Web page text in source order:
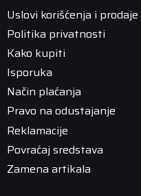
Uslovi korišćenja i prodaje
Politika privatnosti
Kako kupiti
Isporuka
Način plaćanja
Pravo na odustajanje
Reklamacije
Povraćaj sredstava
Zamena artikala